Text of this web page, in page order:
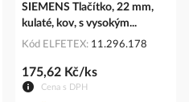
SIEMENS Tlačítko, 22 mm,
kulaté, kov, s vysokým...
Kód ELFETEX 11.296.178
Cena s DPH
175,62 Kč/ks